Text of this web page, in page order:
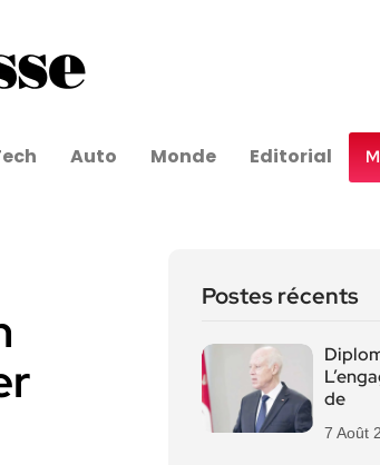
Auto Monde Editorial
Postes récents
de
7 Août